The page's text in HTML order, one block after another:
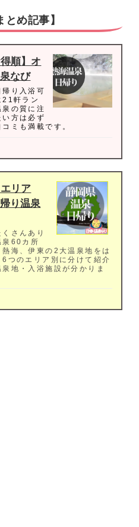
め記事】
順】オ
なび
り入浴可
21軒ラン
の質に注
方は必ず
ミも満載です。
リア
り温泉
さんあり
泉60カ所
海、伊東の2大温泉地をは
つのエリア別に分けて紹介
地・入浴施設が分かりま